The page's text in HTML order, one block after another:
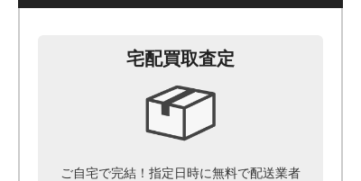
宅配買取査定
ご自宅で完結！指定日時に無料で配送業者